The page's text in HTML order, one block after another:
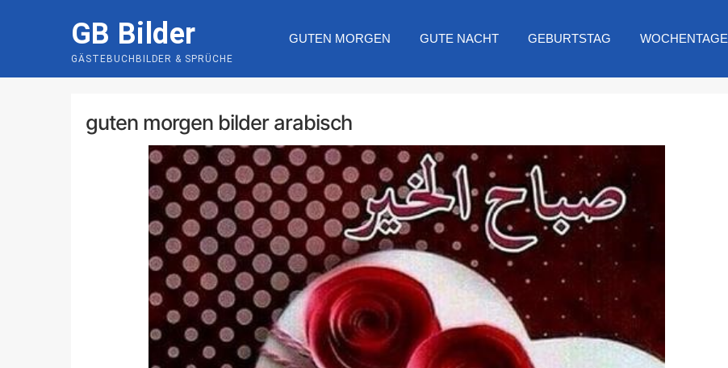
GB Bilder
GÄSTEBUCHBILDER & SPRÜCHE
GUTEN MORGEN GUTE NACHT GEBURTSTAG WOCHENTAGE
guten morgen bilder arabisch